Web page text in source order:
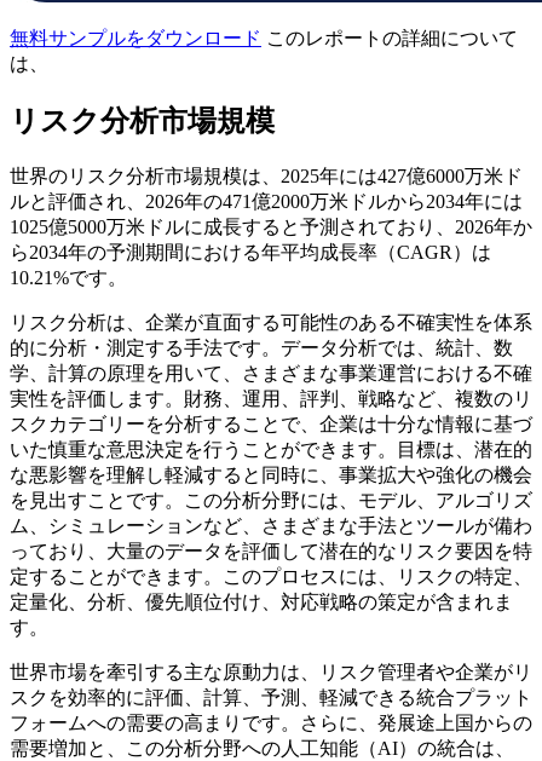
無料サンプルをダウンロード このレポートの詳細について
は、
リスク分析市場規模
世界のリスク分析市場規模は、2025年には427億6000万米ド
ルと評価され、2026年の471億2000万米ドルから2034年には
1025億5000万米ドルに成長すると予測されており、2026年か
ら2034年の予測期間における年平均成長率（CAGR）は
10.21%です。
リスク分析は、企業が直面する可能性のある不確実性を体系
的に分析・測定する手法です。データ分析では、統計、数
学、計算の原理を用いて、さまざまな事業運営における不確
実性を評価します。財務、運用、評判、戦略など、複数のリ
スクカテゴリーを分析することで、企業は十分な情報に基づ
いた慎重な意思決定を行うことができます。目標は、潜在的
な悪影響を理解し軽減すると同時に、事業拡大や強化の機会
を見出すことです。この分析分野には、モデル、アルゴリズ
ム、シミュレーションなど、さまざまな手法とツールが備わ
っており、大量のデータを評価して潜在的なリスク要因を特
定することができます。このプロセスには、リスクの特定、
定量化、分析、優先順位付け、対応戦略の策定が含まれま
す。
世界市場を牽引する主な原動力は、リスク管理者や企業がリ
スクを効率的に評価、計算、予測、軽減できる統合プラット
フォームへの需要の高まりです。さらに、発展途上国からの
需要増加と、この分析分野への人工知能（AI）の統合は、